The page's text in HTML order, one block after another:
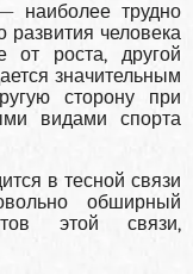
наиболее трудно
развития человека
от роста, другой
значительным
сторону при
видами спорта
в тесной связи
обширный
этой связи,